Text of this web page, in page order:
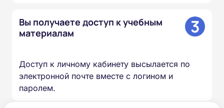
Вы получаете доступ к учебным
материалам
3
Доступ к личному кабинету высылается по
электронной почте вместе с логином и
паролем.